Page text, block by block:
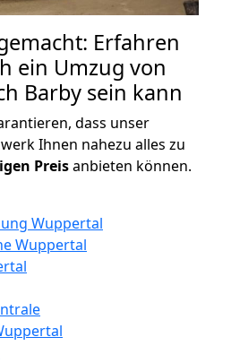
Erfahren
ein Umzug von
Barby sein kann
dass unser
Ihnen nahezu alles zu
Preisanbieten können.
Wuppertal
Wuppertal